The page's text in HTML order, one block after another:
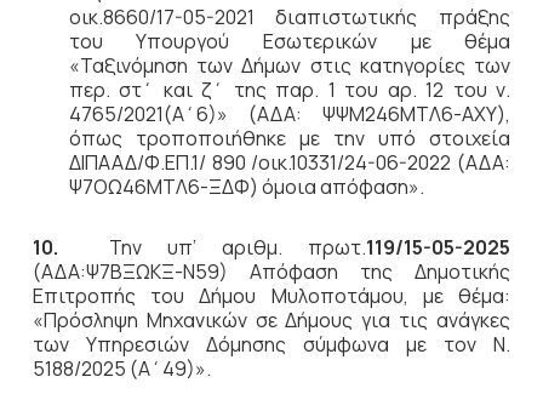
οικ.8660/17-05-2021 διαπιστωτικής πράξης
του Υπουργού Εσωτερικών με θέμα
«Ταξινόμηση των Δήμων στις κατηγορίες των
περ. στ΄ και ζ΄ της παρ. 1 του αρ. 12 του ν.
4765/2021(Α΄6)» (ΑΔΑ: ΨΨΜ246ΜΤΛ6-ΑΧΥ),
όπως τροποποιήθηκε με την υπό στοιχεία
ΔΙΠΑΑΔ/Φ.ΕΠ.1/ 890 /οικ.10331/24-06-2022 (ΑΔΑ:
Ψ7ΟΩ46ΜΤΛ6-ΞΔΦ) όμοια απόφαση».
10. Την υπ’ αριθμ. πρωτ.119/15-05-2025
(ΑΔΑ:Ψ7ΒΞΩΚΞ-Ν59) Απόφαση της Δημοτικής
Επιτροπής του Δήμου Μυλοποτάμου, με θέμα:
«Πρόσληψη Μηχανικών σε Δήμους για τις ανάγκες
των Υπηρεσιών Δόμησης σύμφωνα με τον Ν.
5188/2025 (Α΄49)».